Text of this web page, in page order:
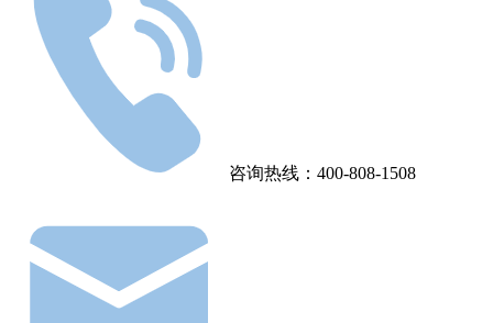
咨询热线：400-808-1508